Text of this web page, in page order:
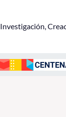
Investigación,